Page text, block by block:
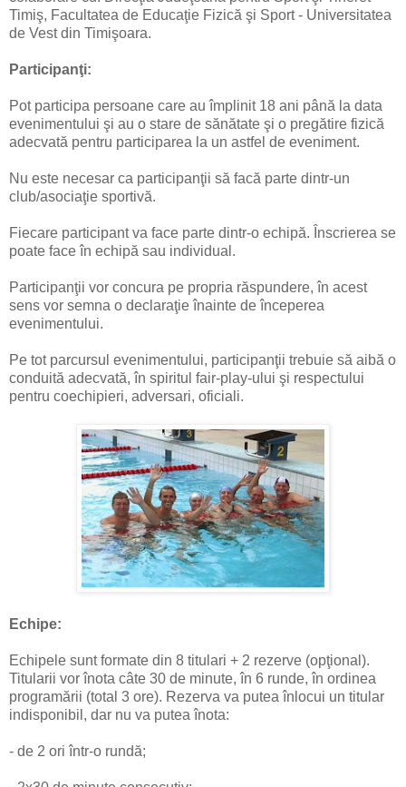
Timiş, Facultatea de Educaţie Fizică şi Sport - Universitatea
de Vest din Timişoara.
Participanţi:
Pot participa persoane care au împlinit 18 ani până la data
evenimentului şi au o stare de sănătate şi o pregătire fizică
adecvată pentru participarea la un astfel de eveniment.
Nu este necesar ca participanţii să facă parte dintr-un
club/asociaţie sportivă.
Fiecare participant va face parte dintr-o echipă. Înscrierea se
poate face în echipă sau individual.
Participanţii vor concura pe propria răspundere, în acest
sens vor semna o declaraţie înainte de începerea
evenimentului.
Pe tot parcursul evenimentului, participanţii trebuie să aibă o
conduită adecvată, în spiritul fair-play-ului şi respectului
pentru coechipieri, adversari, oficiali.
Echipe:
Echipele sunt formate din 8 titulari + 2 rezerve (opţional).
Titularii vor înota câte 30 de minute, în 6 runde, în ordinea
programării (total 3 ore). Rezerva va putea înlocui un titular
indisponibil, dar nu va putea înota:
- de 2 ori într-o rundă;